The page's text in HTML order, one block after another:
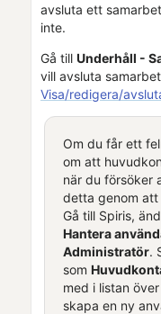
avsluta ett
inte.
Gå till Underhåll -
vill avsluta
Visa/redigera/
Om du får ett
om att
när du försöker
detta genom att
Gå till Spiris,
Hantera
Administratör.
som
med i listan
skapa en ny